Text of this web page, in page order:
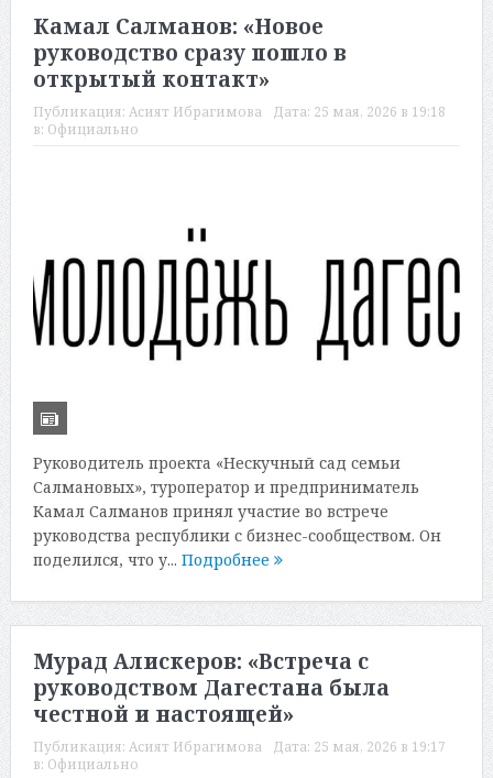
Камал Салманов: «Новое
руководство сразу пошло в
открытый контакт»
Публикация: Асият Ибрагимова Дата: 25 мая, 2026 в 19:18
в: Официально
Руководитель проекта «Нескучный сад семьи
Салмановых», туроператор и предприниматель
Камал Салманов принял участие во встрече
руководства республики с бизнес-сообществом. Он
поделился, что у... Подробнее
Мурад Алискеров: «Встреча с
руководством Дагестана была
честной и настоящей»
Публикация: Асият Ибрагимова Дата: 25 мая, 2026 в 19:17
в: Официально